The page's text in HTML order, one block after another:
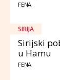
FENA
SIRIJA
Sirijski
u Hamu
FENA